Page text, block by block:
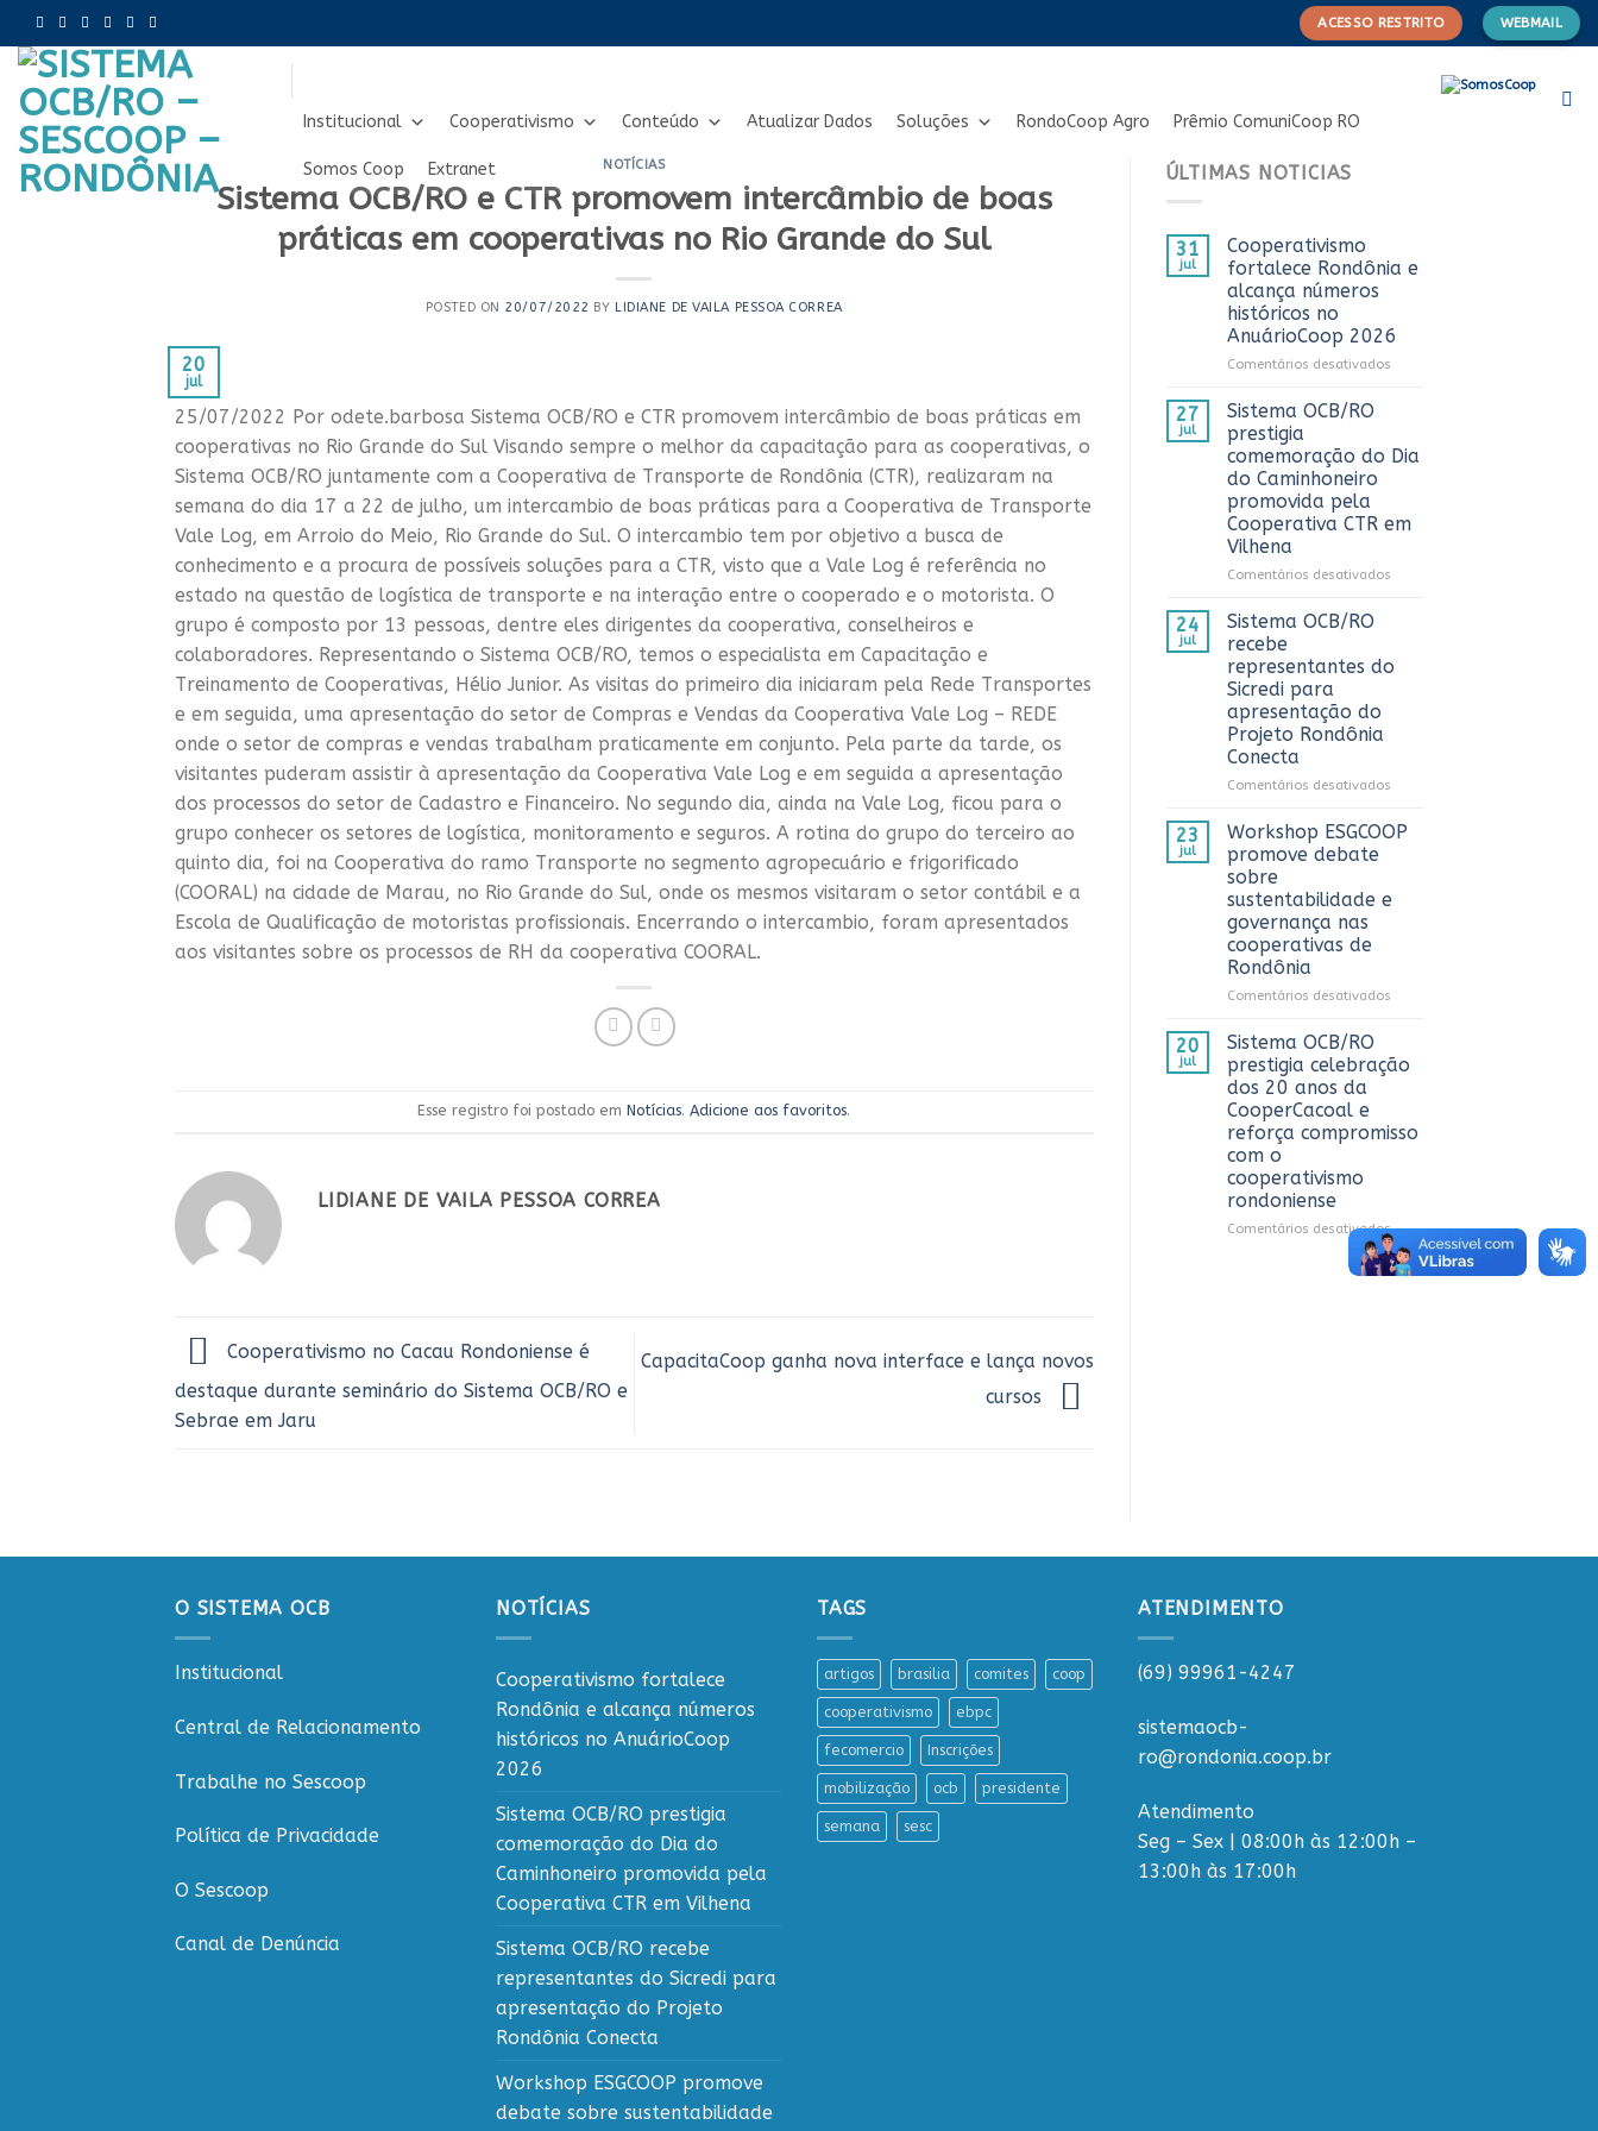
to
content
ACESSO RESTRITO WEBMAIL
Institucional Cooperativismo Conteúdo Atualizar Dados Soluções RondoCoop Agro Prêmio ComuniCoop RO
Somos Coop Extranet NOTÍCIAS
Sistema OCB/RO e CTR promovem intercâmbio de boas
práticas em cooperativas no Rio Grande do Sul
POSTED ON 20/07/2022 BY LIDIANE DE VAILA PESSOA CORREA
20
jul
25/07/2022 Por odete.barbosa Sistema OCB/RO e CTR promovem intercâmbio de boas práticas em
cooperativas no Rio Grande do Sul Visando sempre o melhor da capacitação para as cooperativas, o
Sistema OCB/RO juntamente com a Cooperativa de Transporte de Rondônia (CTR), realizaram na
semana do dia 17 a 22 de julho, um intercambio de boas práticas para a Cooperativa de Transporte
Vale Log, em Arroio do Meio, Rio Grande do Sul. O intercambio tem por objetivo a busca de
conhecimento e a procura de possíveis soluções para a CTR, visto que a Vale Log é referência no
estado na questão de logística de transporte e na interação entre o cooperado e o motorista. O
grupo é composto por 13 pessoas, dentre eles dirigentes da cooperativa, conselheiros e
colaboradores. Representando o Sistema OCB/RO, temos o especialista em Capacitação e
Treinamento de Cooperativas, Hélio Junior. As visitas do primeiro dia iniciaram pela Rede Transportes
e em seguida, uma apresentação do setor de Compras e Vendas da Cooperativa Vale Log – REDE
onde o setor de compras e vendas trabalham praticamente em conjunto. Pela parte da tarde, os
visitantes puderam assistir à apresentação da Cooperativa Vale Log e em seguida a apresentação
dos processos do setor de Cadastro e Financeiro. No segundo dia, ainda na Vale Log, ficou para o
grupo conhecer os setores de logística, monitoramento e seguros. A rotina do grupo do terceiro ao
quinto dia, foi na Cooperativa do ramo Transporte no segmento agropecuário e frigorificado
(COORAL) na cidade de Marau, no Rio Grande do Sul, onde os mesmos visitaram o setor contábil e a
Escola de Qualificação de motoristas profissionais. Encerrando o intercambio, foram apresentados
aos visitantes sobre os processos de RH da cooperativa COORAL.
Esse registro foi postado emNotícias.Adicione aos favoritos.
LIDIANE DE VAILA PESSOA CORREA
Cooperativismo no Cacau Rondoniense é
destaque durante seminário do Sistema OCB/RO e
Sebrae em Jaru
CapacitaCoop ganha nova interface e lança novos
cursos
ÚLTIMAS NOTICIAS
31
jul
Cooperativismo
fortalece Rondônia e
alcança números
históricos no
AnuárioCoop 2026
Comentários desativadosem
alcança
no
27
jul
Sistema OCB/RO
prestigia
comemoração do Dia
do Caminhoneiro
promovida pela
Cooperativa CTR em
Vilhena
Comentários desativadosem
do
em
24
jul
Sistema OCB/RO
recebe
representantes do
Sicredi para
apresentação do
Projeto Rondônia
Conecta
Comentários desativadosem
OCB/RO
Sicredi
23
jul
Workshop ESGCOOP
promove debate
sobre
sustentabilidade e
governança nas
cooperativas de
Rondônia
Comentários desativadosem
promove
debate
e
Rondônia
20
jul
Sistema OCB/RO
prestigia celebração
dos 20 anos da
CooperCacoal e
reforça compromisso
com o
cooperativismo
rondoniense
Comentários desativadosem
Sistema
OCB/RO
O SISTEMA OCB
Institucional
Central de Relacionamento
Trabalhe no Sescoop
Política de Privacidade
O Sescoop
Canal de Denúncia
NOTÍCIAS
Cooperativismo fortalece
Rondônia e alcança números
históricos no AnuárioCoop
2026
Sistema OCB/RO prestigia
comemoração do Dia do
Caminhoneiro promovida pela
Cooperativa CTR em Vilhena
Sistema OCB/RO recebe
representantes do Sicredi para
apresentação do Projeto
Rondônia Conecta
Workshop ESGCOOP promove
debate sobre sustentabilidade
TAGS
artigos brasilia comites coop
cooperativismo ebpc
fecomercio Inscrições
mobilização ocb presidente
semana sesc
ATENDIMENTO
(69) 99961-4247
sistemaocb-
ro@rondonia.coop.br
Atendimento
Seg – Sex | 08:00h às 12:00h –
13:00h às 17:00h